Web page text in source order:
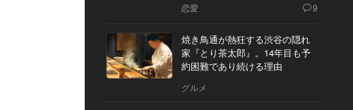
恋愛 9
焼き鳥通が熱狂する渋谷の隠れ
家『とり茶太郎』。14年目も予
約困難であり続ける理由
グルメ